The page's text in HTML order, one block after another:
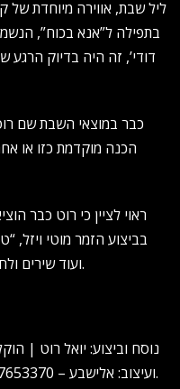
ליל שבת, אווירה מיוחדת של
בתפילה ל”אנא בכוח”,
דודי’, זה היה בדיוק הרגע
כבר במוצאי השבת שם
הכנה מוקדמת כזו או
ראוי לציין כי רוט כבר
בביצוע הזמר מוטי ויזל,
ועוד שירים ולחנים נוספים שהגיעו כבר למיליוני צפיות.
נוסח וביצוע: יואל רוט |
ועיצוב: אלישבע – 052-7653370 | תודה רבה מיוחדת לדוד קליגר.